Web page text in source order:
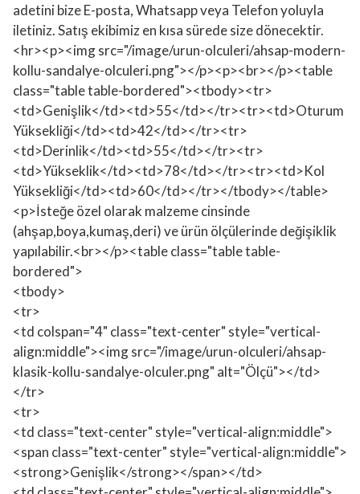
adetini bize E-posta, Whatsapp veya Telefon yoluyla
iletiniz. Satış ekibimiz en kısa sürede size dönecektir.
<hr><p><img src="/image/urun-olculeri/ahsap-modern-
kollu-sandalye-olculeri.png"></p><p><br></p><table
class="table table-bordered"><tbody><tr>
<td>Genişlik</td><td>55</td></tr><tr><td>Oturum
Yüksekliği</td><td>42</td></tr><tr>
<td>Derinlik</td><td>55</td></tr><tr>
<td>Yükseklik</td><td>78</td></tr><tr><td>Kol
Yüksekliği</td><td>60</td></tr></tbody></table>
<p>İsteğe özel olarak malzeme cinsinde
(ahşap,boya,kumaş,deri) ve ürün ölçülerinde değişiklik
yapılabilir.<br></p><table class="table table-
bordered">
<tbody>
<tr>
<td colspan="4" class="text-center" style="vertical-
align:middle"><img src="/image/urun-olculeri/ahsap-
klasik-kollu-sandalye-olculer.png" alt="Ölçü"></td>
</tr>
<tr>
<td class="text-center" style="vertical-align:middle">
<span class="text-center" style="vertical-align:middle">
<strong>Genişlik</strong></span></td>